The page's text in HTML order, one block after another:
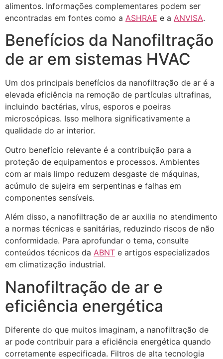
alimentos. Informações complementares podem ser
encontradas em fontes como a ASHRAE e a ANVISA.
Benefícios da Nanofiltração
de ar em sistemas HVAC
Um dos principais benefícios da nanofiltração de ar é a
elevada eficiência na remoção de partículas ultrafinas,
incluindo bactérias, vírus, esporos e poeiras
microscópicas. Isso melhora significativamente a
qualidade do ar interior.
Outro benefício relevante é a contribuição para a
proteção de equipamentos e processos. Ambientes
com ar mais limpo reduzem desgaste de máquinas,
acúmulo de sujeira em serpentinas e falhas em
componentes sensíveis.
Além disso, a nanofiltração de ar auxilia no atendimento
a normas técnicas e sanitárias, reduzindo riscos de não
conformidade. Para aprofundar o tema, consulte
conteúdos técnicos da ABNT e artigos especializados
em climatização industrial.
Nanofiltração de ar e
eficiência energética
Diferente do que muitos imaginam, a nanofiltração de
ar pode contribuir para a eficiência energética quando
corretamente especificada. Filtros de alta tecnologia